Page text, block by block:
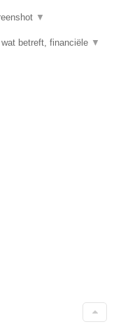
▼
betreft, financiële ▼